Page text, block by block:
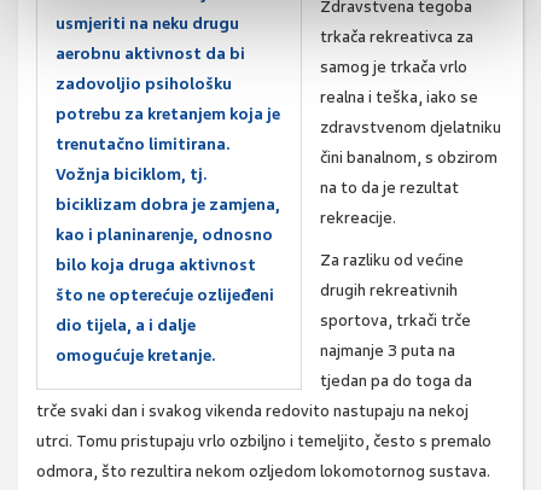
usmjeriti na neku drugu
aerobnu aktivnost da bi
zadovoljio psihološku
potrebu za kretanjem koja je
trenutačno limitirana.
Vožnja biciklom, tj.
biciklizam dobra je zamjena,
kao i planinarenje, odnosno
bilo koja druga aktivnost
što ne opterećuje ozlijeđeni
dio tijela, a i dalje
omogućuje kretanje.
Zdravstvena tegoba
trkača rekreativca za
samog je trkača vrlo
realna i teška, iako se
zdravstvenom djelatniku
čini banalnom, s obzirom
na to da je rezultat
rekreacije.
Za razliku od većine
drugih rekreativnih
sportova, trkači trče
najmanje 3 puta na
tjedan pa do toga da
trče svaki dan i svakog vikenda redovito nastupaju na nekoj
utrci. Tomu pristupaju vrlo ozbiljno i temeljito, često s premalo
odmora, što rezultira nekom ozljedom lokomotornog sustava.